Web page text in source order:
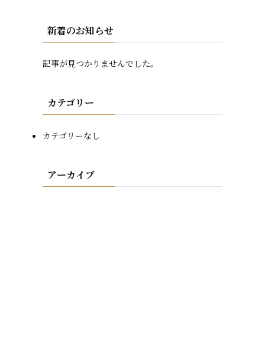
新着のお知らせ
記事が見つかりませんでした。
カテゴリー
カテゴリーなし
アーカイブ